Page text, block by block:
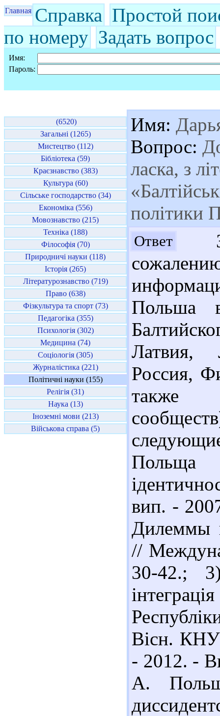
Главная Справка Простой
по номеру Задать вопрос
Имя:
Пароль:
(6520)
Загальні (1265)
Мистецтво (112)
Бібліотека (59)
Краєзнавство (383)
Культура (60)
Сільське господарство (34)
Економіка (556)
Мовознавство (215)
Техніка (188)
Філософія (70)
Природничі науки (118)
Історія (265)
Літературознавство (719)
Право (638)
Фізкультура та спорт (73)
Педагогіка (355)
Психологія (302)
Медицина (74)
Соціологія (305)
Журналістика (221)
Політичні науки (155)
Релігія (31)
Наука (13)
Іноземні мови (213)
Військова справа (5)
Имя:
Вопрос:
ласка, з
політики
Ответ
Польша
Латвия,
Россия,
также
Польща
вип. -
Дилеммы
//
30-42.;
Вісн. КНУ
- 2012. -
А.